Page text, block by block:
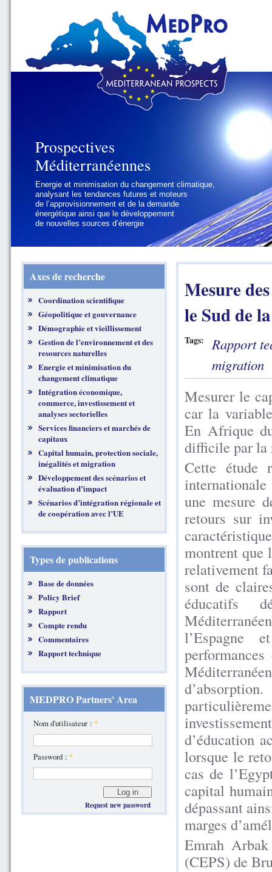
Prospectives
Méditerranéennes
Energie et minimisation du changement climatique,
analysant les tendances futures et moteurs
de l’approvisionnement et de la demande
énergétique ainsi que le développement
de nouvelles sources d’énergie
Prospectives
Méditerranéennes
Géopolitique et gouvernance, se focalisant sur les
défis politiques régionaux et internationaux
auxquels les pays méditerranéens
doivent faire face
Axes de recherche
Coordination scientifique
Géopolitique et gouvernance
Démographie et vieillissement
Gestion de l’environnement et des
resources naturelles
Energie et minimisation du
changement climatique
Intégration économique,
commerce, investissement et
analyses sectorielles
Services financiers et marchés de
capitaux
Capital humain, protection sociale,
inégalités et migration
Développement des scénarios et
évaluation d’impact
Scénarios d’intégration régionale et
de coopération avec l’UE
Types de publications
Base de données
Policy Brief
Rapport
Compte rendu
Commentaires
Rapport technique
MEDPRO Partners' Area
Nom d'utilisateur : *
Password : *
Request new password
Mesure
le Sud de
Tags:
Rapport
migration
Mesurer le
car la
En Afrique
difficile par la
Cette étude
une mesure
retours sur
montrent que
relativement
sont de
éducatifs
l’Espagne
d’éducation
lorsque le
cas de
capital
dépassant
marges
Emrah
(CEPS) de